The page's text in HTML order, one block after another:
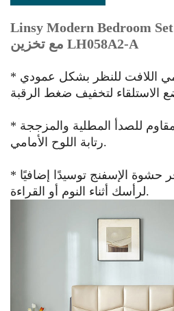
Linsy Modern Bedroom Set هوائي مزدوج سرير
مع تخزين LH058A2-A
* تم تصميم اللوح الأمامي اللافت للنظر بشكل عمودي
* تكسر خطوط الفولاذ المقاوم للصدأ المطلية والمزججة
رتابة اللوح الأمامي.
* بالإضافة إلى ذلك ، توفر حشوة الإسفنج توسيدًا إضافيًا
لرأسك أثناء النوم أو القراءة.